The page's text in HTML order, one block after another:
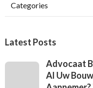
Categories
Latest Posts
Advocaat
Al Uw